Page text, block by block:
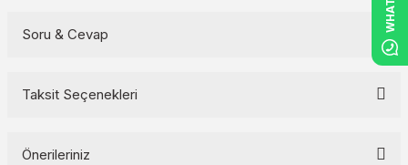
Soru & Cevap
Ürün hakkında henüz soru sorulmamış.
Taksit Seçenekleri
Önerileriniz